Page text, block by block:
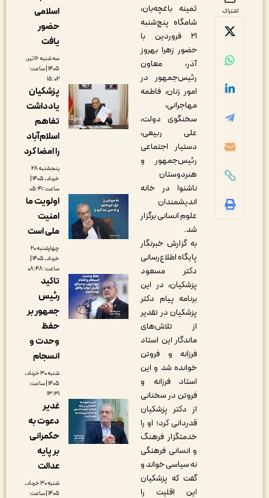
ثمینه باغچه‌بان،
شامگاه پنج‌شنبه
۲۱ فروردین با
حضور زهرا بهروز
آذر، معاون
رئیس‌جمهور در
امور زنان، فاطمه‌
مهاجرانی،
سخنگوی دولت،
علی ربیعی،
دستیار اجتماعی
رئیس‌جمهور و
هنردوستان
ناشنوا در خانه
اندیشمندان
علوم انسانی برگزار
به گزارش خبرنگار
پایگاه اطلاع‌رسانی
دکتر مسعود
پزشکیان، در این
برنامه پیام دکتر
پزشکیان در تقدیر
از تلاش‌های
ماندگار این استاد
فرزانه و فروتن
خوانده شد و این
استاد فرزانه و
فروتن در سخنانی
از دکتر پزشکیان
قدردانی کرد؛ او را
خدمتگزار فرهنگ
و انسانی فرهنگی
نه سیاسی خواند و
گفت که پزشکیان
این اقلیت را
سه شنبه ۱۶ تیر,
۱۴۰۵ | ساعت:
پزشکیان
یادداشت
تفاهم
اسلام‌آباد
را امضا کرد
پنجشنبه ۲۸
خرداد, ۱۴۰۵ |
اولویت ما
امنیت
ملی است
چهارشنبه ۲۰
خرداد, ۱۴۰۵ |
تاکید
رئیس
جمهور بر
وحدت و
شنبه ۳۰ خرداد,
۱۴۰۵ | ساعت:
غدیر
دعوت به
حکمرانی
شنبه ۳۰ خرداد,
۱۴۰۵ | ساعت: